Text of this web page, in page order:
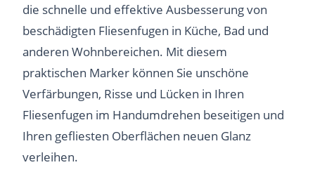
die schnelle und effektive Ausbesserung von
beschädigten Fliesenfugen in Küche, Bad und
anderen Wohnbereichen. Mit diesem
praktischen Marker können Sie unschöne
Verfärbungen, Risse und Lücken in Ihren
Fliesenfugen im Handumdrehen beseitigen und
Ihren gefliesten Oberflächen neuen Glanz
verleihen.